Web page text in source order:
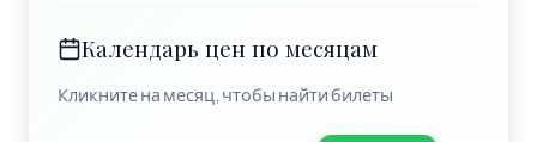
Календарь цен по месяцам
Кликните на месяц, чтобы найти билеты